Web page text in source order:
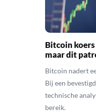
Bitcoin
maar dit
Bitcoin nadert
Bij een
technische
bereik.